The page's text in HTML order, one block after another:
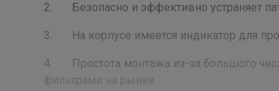
2. Безопасно и эффективно устраняет
3. На корпусе имеется индикатор для
4. Простота монтажа из-за большого
фильтрами на рынке.